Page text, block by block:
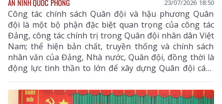
AN NINH QUỐC PHÒNG 23/07/2026 18:50
Công tác chính sách Quân đội và hậu phương Quân
đội là một bộ phận đặc biệt quan trọng của công tác
Đảng, công tác chính trị trong Quân đội nhân dân Việt
Nam; thể hiện bản chất, truyền thống và chính sách
nhân văn của Đảng, Nhà nước, Quân đội, đồng thời là
động lực tinh thần to lớn để xây dựng Quân đội cách
mạng, chính quy, tinh nhuệ, hiện đại. Đối với lực lượng
vũ trang (LLVT) Quân khu 2, công tác chính sách
không chỉ bảo đảm quyền lợi cho cán bộ, chiến sĩ và